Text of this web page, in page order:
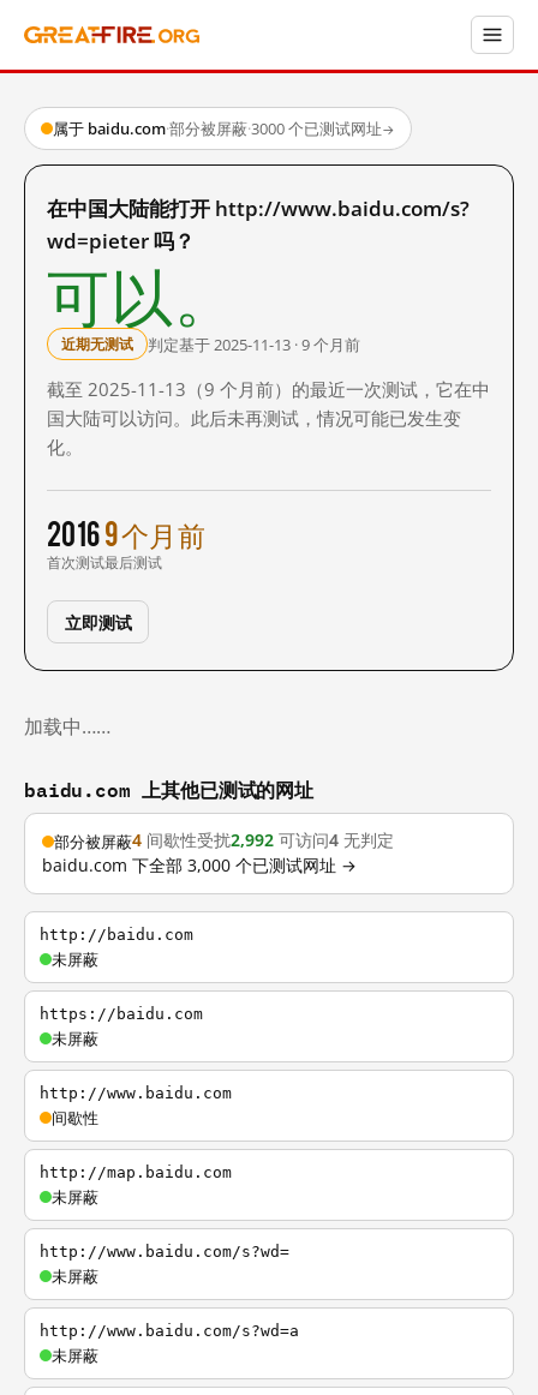
属于 baidu.com·部分被屏蔽·3000 个已测试网址→
在中国大陆能打开 http://www.baidu.com/s?
wd=pieter 吗？
可以。
近期无测试 判定基于 2025-11-13 · 9 个月前
截至 2025-11-13（9 个月前）的最近一次测试，它在中
国大陆可以访问。此后未再测试，情况可能已发生变
化。
2016
首次测试
9 个月前
最后测试
立即测试
加载中……
baidu.com 上其他已测试的网址
部分被屏蔽4 间歇性受扰2,992 可访问4 无判定
baidu.com 下全部 3,000 个已测试网址 →
http://baidu.com
未屏蔽
https://baidu.com
未屏蔽
http://www.baidu.com
间歇性
http://map.baidu.com
未屏蔽
http://www.baidu.com/s?wd=
未屏蔽
http://www.baidu.com/s?wd=a
未屏蔽